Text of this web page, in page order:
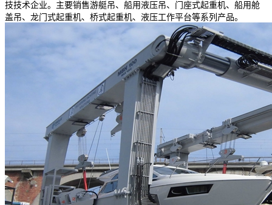
技技术企业。主要销售游艇吊、船用液压吊、门座式起重机、船用舱
盖吊、龙门式起重机、桥式起重机、液压工作平台等系列产品。